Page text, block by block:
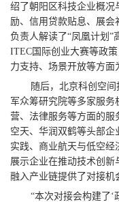
绍了朝阳区科技企业概况
励、信用贷款贴息、展
负责人解读了“凤凰计划”
ITEC国际创业大赛等政
力支持、场景开放等方面
随后，北京科创空间
军众筹研究院等多家服
营、法律服务等方面的
空天、华润双鹤等头部
实践、商业航天与低空经
展示企业在推动技术创
融入产业链提供了对接机
“本次对接会构建了‘